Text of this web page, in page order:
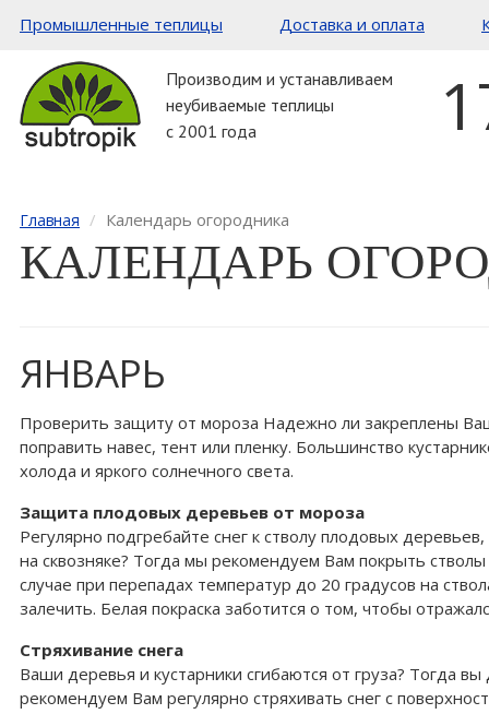
Промышленные теплицы Доставка и оплата
Производим и устанавливаем
неубиваемые теплицы
с 2001 года
Главная Календарь огородника
КАЛЕНДАРЬ
ЯНВАРЬ
Проверить защиту от мороза Надежно ли закреплены
поправить навес, тент или пленку. Большинство
холода и яркого солнечного света.
Защита плодовых деревьев от мороза
Регулярно подгребайте снег к стволу плодовых
на сквозняке? Тогда мы рекомендуем Вам покрыть
случае при перепадах температур до 20 градусов на
залечить. Белая покраска заботится о том, чтобы
Стряхивание снега
Ваши деревья и кустарники сгибаются от груза? Тогда
рекомендуем Вам регулярно стряхивать снег с